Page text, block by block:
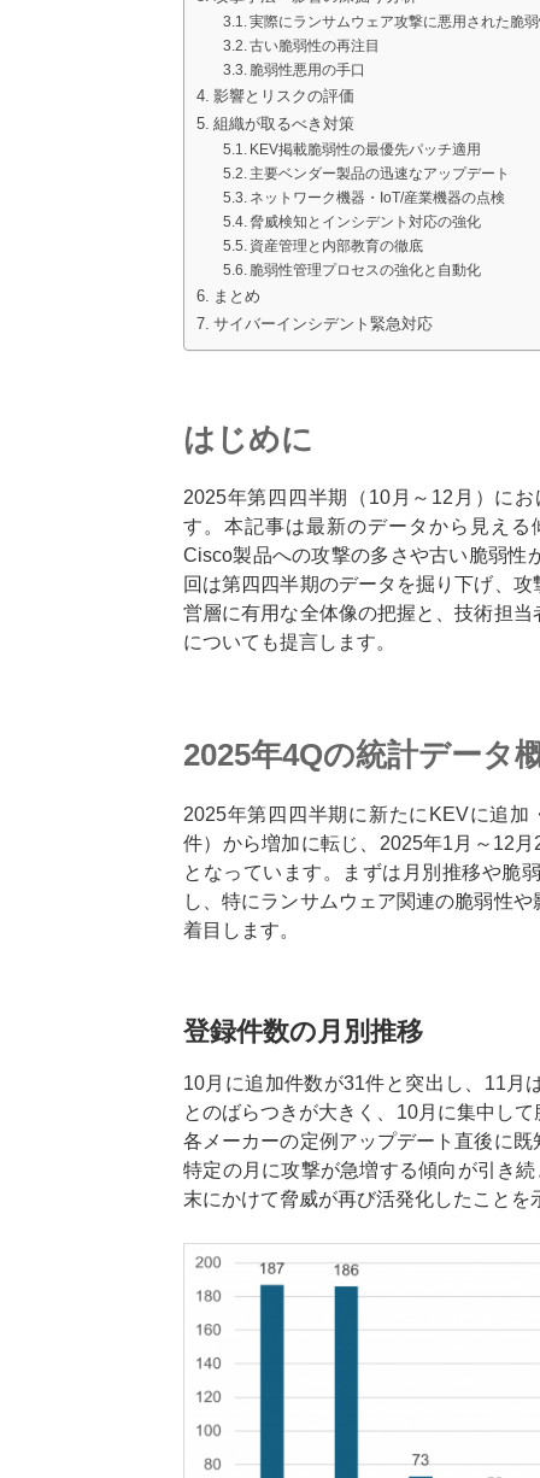
実際にランサムウェア攻撃に悪用された脆
古い脆弱性の再注目
脆弱性悪用の手口
影響とリスクの評価
組織が取るべき対策
KEV掲載脆弱性の最優先パッチ適用
主要ベンダー製品の迅速なアップデート
ネットワーク機器・IoT/産業機器の点検
脅威検知とインシデント対応の強化
資産管理と内部教育の徹底
脆弱性管理プロセスの強化と自動化
まとめ
サイバーインシデント緊急対応
はじめに
2025年第四四半期（10月～12月）に
す。本記事は最新のデータから見え
Cisco製品への攻撃の多さや古い脆弱性
回は第四四半期のデータを掘り下げ、
営層に有用な全体像の把握と、技術担
についても提言します。
2025年4Qの統計データ
2025年第四四半期に新たにKEVに追
件）から増加に転じ、2025年1月～12
となっています。まずは月別推移や脆
し、特にランサムウェア関連の脆弱性
着目します。
登録件数の月別推移
10月に追加件数が31件と突出し、11月
とのばらつきが大きく、10月に集中し
各メーカーの定例アップデート直後に
特定の月に攻撃が急増する傾向が引き
末にかけて脅威が再び活発化したことを